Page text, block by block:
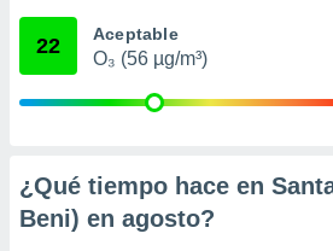
e
publicidad
22 Aceptable
O₃ (56 µg/m³)
¿Qué tiempo hace en
Beni) en agosto?